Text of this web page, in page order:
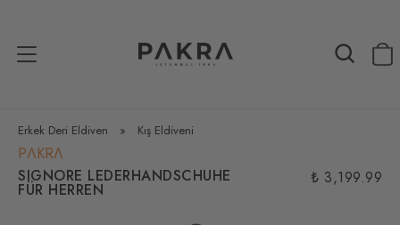
Erkek Deri Eldiven » Kış Eldiveni
PΛKRΛ
SIGNORE LEDERHANDSCHUHE
FÜR HERREN
₺ 3,199.99